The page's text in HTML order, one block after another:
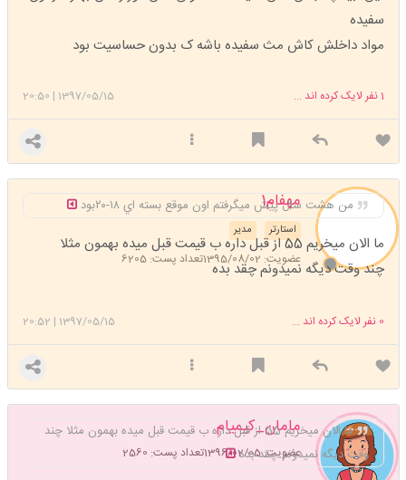
سفیده
مواد داخلش کاش مث سفیده باشه ک بدون حساسیت بود
1397/05/15
|
20:50 1نفر لایک کرده اند ...
مهفام1
مدیر استارتر
عضویت: 1395/08/02 تعداد پست: 6205
من هشت سال پيش ميگرفتم اون موقع بسته اي ١٨-٢٠بود
ما الان میخریم 55 از قبل داره ب قیمت قبل میده بهمون مثلا
چند وقت دیگه نمیدونم چقد بده
1397/05/15
|
20:52 0 نفر لایک کرده اند ...
مامان_کیمیام
عضویت: 1396/02/05 تعداد پست: 2560
ما الان میخریم 55 از قبل داره ب قیمت قبل میده بهمون مثلا چند
وقت دیگه نمیدونم چقد بده